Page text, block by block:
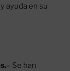
ayuda en su
– Se han